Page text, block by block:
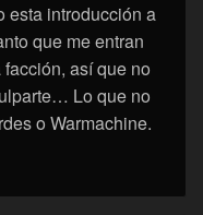
esta introducción a
que me entran
así que no
Lo que no
o Warmachine.